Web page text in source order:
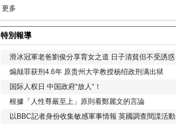
更多
特別報導
滑冰冠軍老爸劉俊分享育女之道 日子清貧但不受誘惑
煽颠罪获刑4.6年 原贵州大学教授杨绍政刑满出狱
国际人权日 中国政府“放人“！
根據「人性尊嚴至上」原則看鄭麗文的言論
以BBC記者身份收集敏感軍事情報 英國調查間諜活動